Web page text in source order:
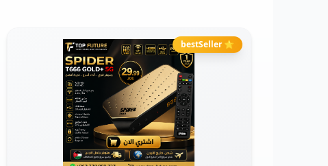
⭐ bestSeller